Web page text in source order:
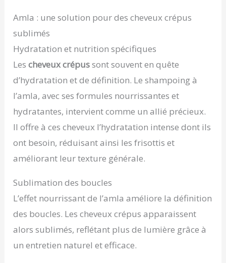
Amla : une solution pour des cheveux crépus
sublimés
Hydratation et nutrition spécifiques
Lescheveux crépussont souvent en quête
d’hydratation et de définition. Le shampoing à
l’amla, avec ses formules nourrissantes et
hydratantes, intervient comme un allié précieux.
Il offre à ces cheveux l’hydratation intense dont ils
ont besoin, réduisant ainsi les frisottis et
améliorant leur texture générale.
Sublimation des boucles
L’effet nourrissant de l’amla améliore la définition
des boucles. Les cheveux crépus apparaissent
alors sublimés, reflétant plus de lumière grâce à
un entretien naturel et efficace.